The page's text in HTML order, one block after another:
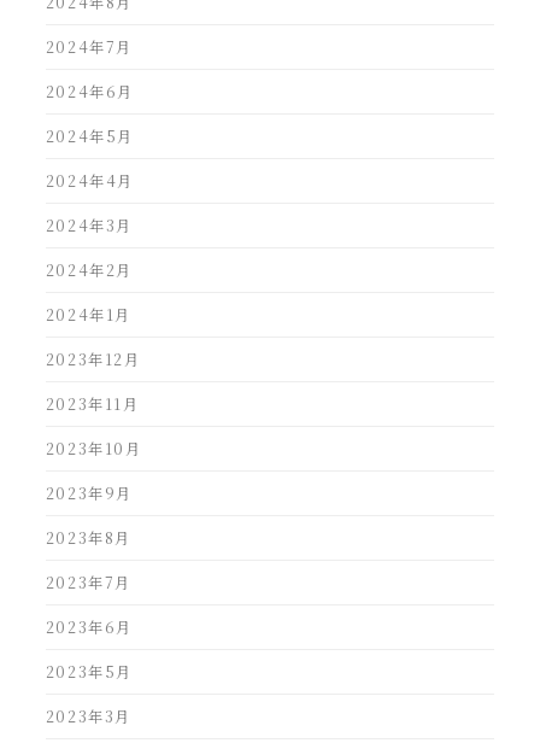
2024年7月
2024年6月
2024年5月
2024年4月
2024年3月
2024年2月
2024年1月
2023年12月
2023年11月
2023年10月
2023年9月
2023年8月
2023年7月
2023年6月
2023年5月
2023年3月